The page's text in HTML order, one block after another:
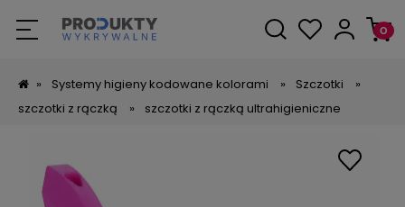
» Systemy higieny kodowane kolorami » Szczotki
»
szczotki z rączką
» szczotki z rączką ultrahigieniczne